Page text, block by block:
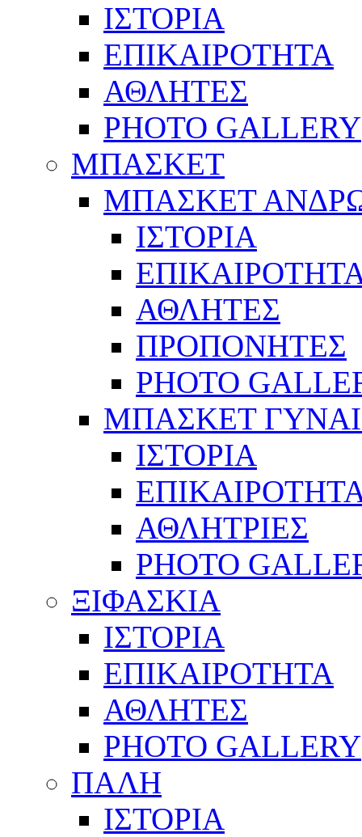
ΙΣΤΟΡΙΑ
ΕΠΙΚΑΙΡΟΤΗΤΑ
ΑΘΛΗΤΕΣ
PHOTO GALLERY
ΜΠΑΣΚΕΤ
ΜΠΑΣΚΕΤ
ΙΣΤΟΡΙΑ
ΑΘΛΗΤΕΣ
ΠΡΟΠΟΝΗΤΕΣ
PHOTO
ΜΠΑΣΚΕΤ
ΙΣΤΟΡΙΑ
ΑΘΛΗΤΡΙΕΣ
PHOTO
ΞΙΦΑΣΚΙΑ
ΙΣΤΟΡΙΑ
ΕΠΙΚΑΙΡΟΤΗΤΑ
ΑΘΛΗΤΕΣ
PHOTO GALLERY
ΠΑΛΗ
ΙΣΤΟΡΙΑ